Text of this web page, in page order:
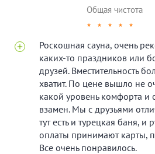
Общая чистота
★ ★ ★ ★ ★
Роскошная сауна, очень
каких-то праздников или
друзей. Вместительность
хватит. По цене вышло не
какой уровень комфорта и
взамен. Мы с друзьями
тут есть и турецкая баня, и
оплаты принимают карты,
Все очень понравилось.